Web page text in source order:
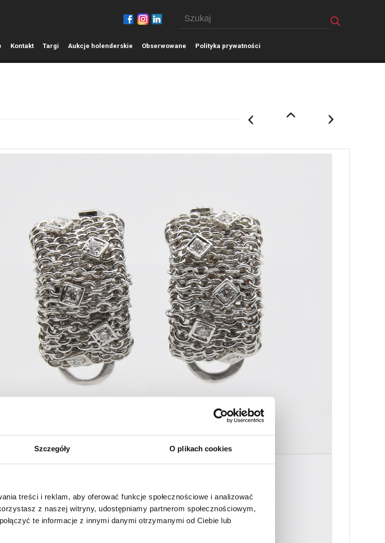
Szczegóły O plikach cookies
treści i reklam, aby oferować funkcje społecznościowe i analizować
z naszej witryny, udostępniamy partnerom społecznościowym,
te informacje z innymi danymi otrzymanymi od Ciebie lub
Kontakt Targi Aukcje holenderskie Obserwowane Polityka prywatności